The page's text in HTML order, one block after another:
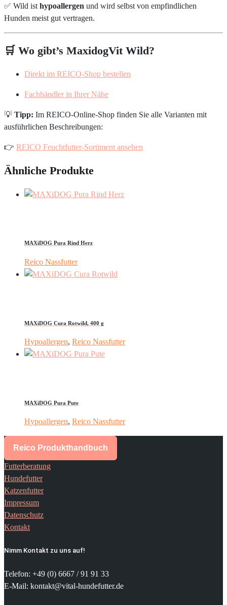
✅ Wild ist hypoallergen und wird selbst von empfindlichen
Hunden meist gut vertragen.
🛒 Wo gibt’s MaxidogVit Wild?
Direkt im REICO-Shop bestellen
Fachhändler in Ihrer Nähe
💡 Tipp: Im REICO-Online-Shop finden Sie alle Varianten mit
ausführlichen Beschreibungen:
👉 REICO Feuchtfutter-Sortiment ansehen
Ähnliche Produkte
MAXiDOG Pura Rind Herz
Reico Nassfutter
MAXiDOG Cura Rotwild, 400 g
Hypoallergen, Reico Nassfutter
MAXiDOG Pura Pute
Hypoallergen, Reico Nassfutter
Reico Produkthandbuch
Futterberatung
Hundefutter
Katzenfutter
Impressum
Datenschutz
Kontakt
Nimm Kontakt zu uns auf!
Telefon: +49 (0) 6667 / 91 91 33
E-Mail: kontakt@vital-hundefutter.de